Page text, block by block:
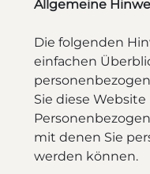
Allgemeine
Die folgenden
einfachen
Sie diese
mit denen Sie
werden können.